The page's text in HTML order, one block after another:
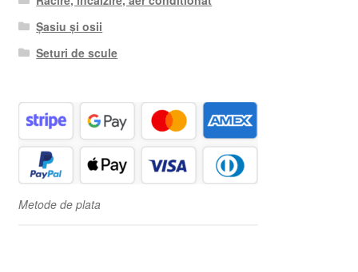
Șasiu și osii
Seturi de scule
Metode de plata